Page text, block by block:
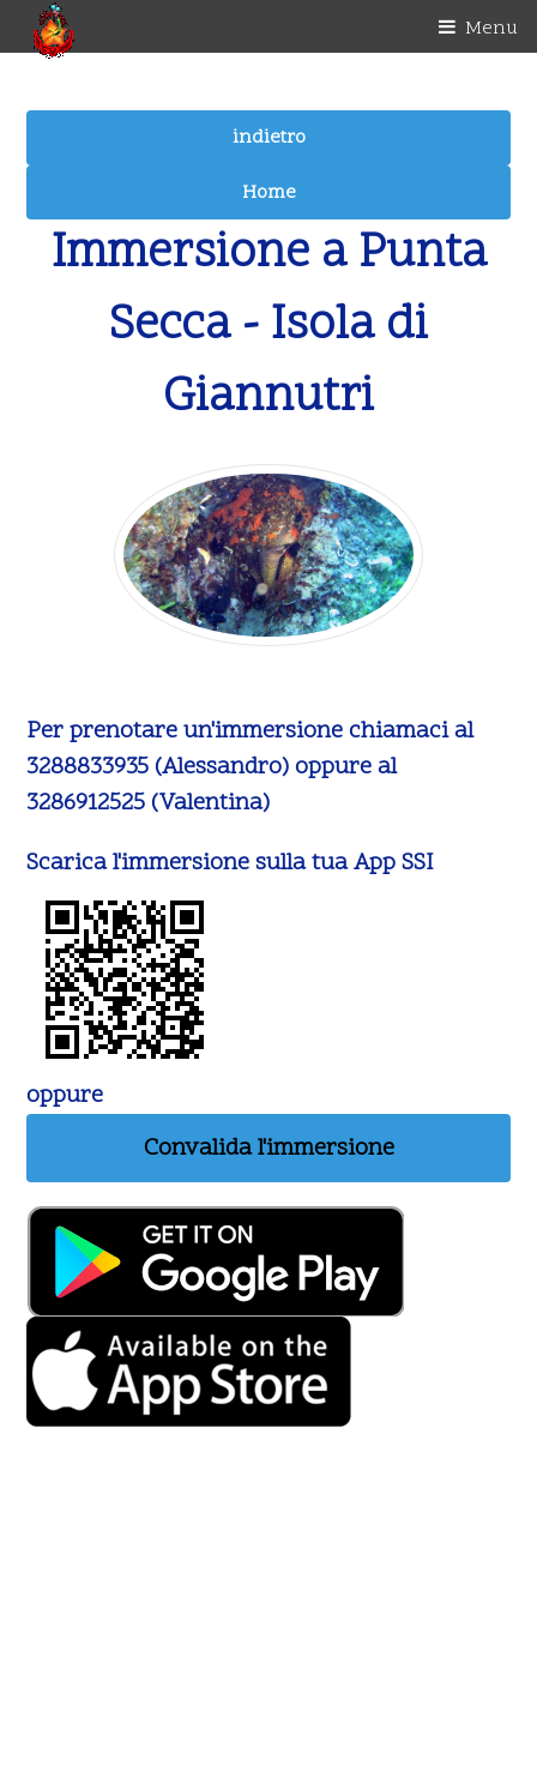
Menu
Immersione a Punta
Secca - Isola di
Giannutri
Per prenotare un'immersione chiamaci al
3288833935 (Alessandro) oppure al
3286912525 (Valentina)
Scarica l'immersione sulla tua App SSI
oppure
Convalida l'immersione